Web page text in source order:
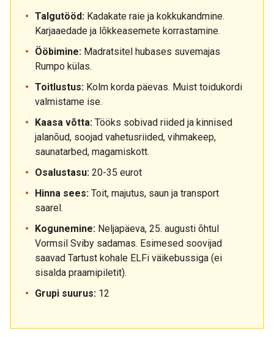
Talgutööd: Kadakate raie ja kokkukandmine.
Karjaaedade ja lõkkeasemete korrastamine.
Ööbimine: Madratsitel hubases suvemajas
Rumpo külas.
Toitlustus: Kolm korda päevas. Muist toidukordi
valmistame ise.
Kaasa võtta: Tööks sobivad riided ja kinnised
jalanõud, soojad vahetusriided, vihmakeep,
saunatarbed, magamiskott.
Osalustasu: 20-35 eurot
Hinna sees: Toit, majutus, saun ja transport
saarel.
Kogunemine: Neljapäeva, 25. augusti õhtul
Vormsil Sviby sadamas. Esimesed soovijad
saavad Tartust kohale ELFi väikebussiga (ei
sisalda praamipiletit).
Grupi suurus: 12